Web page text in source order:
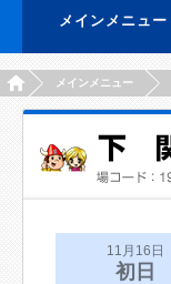
メインメニュー
HOMEメインメニュー
11月16日
初日